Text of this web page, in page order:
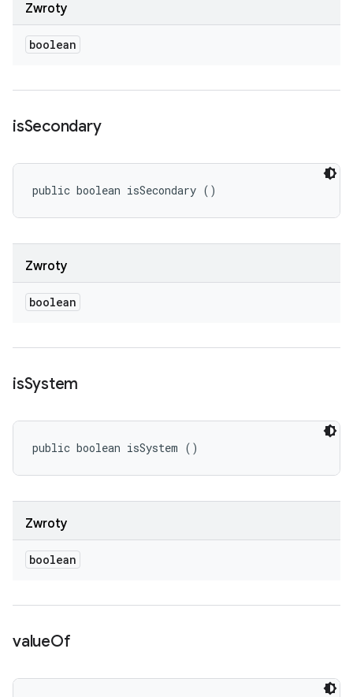
Zwroty
boolean
isSecondary
public boolean isSecondary ()
Zwroty
boolean
isSystem
public boolean isSystem ()
Zwroty
boolean
valueOf